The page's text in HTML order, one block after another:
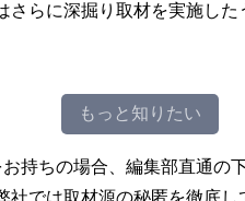
さらに深掘り取材を実施し
もっと知りたい
持ちの場合、編集部直通の